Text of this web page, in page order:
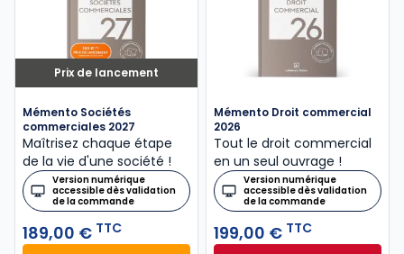
Prix de lancement
Mémento Sociétés
commerciales 2027
Maîtrisez chaque étape
de la vie d'une société !
Version numérique
accessible dès validation
de la commande
189,00 € TTC
Mémento Droit commercial
2026
Tout le droit commercial
en un seul ouvrage !
Version numérique
accessible dès validation
de la commande
199,00 € TTC